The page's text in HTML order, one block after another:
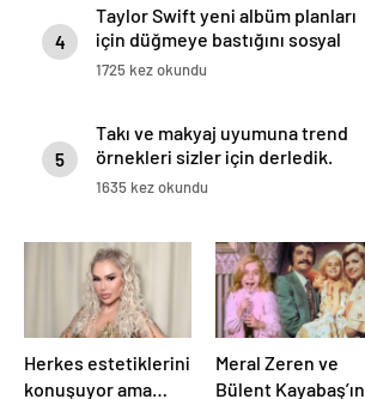
4
Taylor Swift yeni albüm planları
için düğmeye bastığını sosyal
medyadan duyurdu!
1725 kez okundu
5
Takı ve makyaj uyumuna trend
örnekleri sizler için derledik.
1635 kez okundu
Herkes estetiklerini
konuşuyor ama
Meral Zeren ve
Bülent Kayabaş’ın